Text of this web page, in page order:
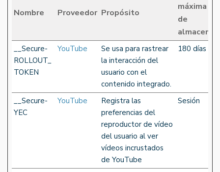
Nombre Proveedor Propósito
máxima
de
__Secure-
ROLLOUT_
TOKEN
YouTube
Se usa para rastrear
la interacción del
usuario con el
contenido integrado.
180 días
__Secure-
YEC
YouTube
Registra las
preferencias del
reproductor de vídeo
del usuario al ver
vídeos incrustados
de YouTube
Sesión